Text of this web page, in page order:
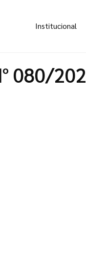
Institucional
080/